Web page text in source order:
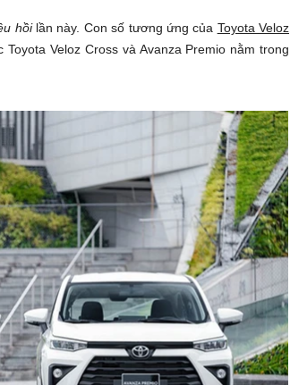
hồilần này. Con số tương ứng của Toyota Veloz
Veloz Cross và Avanza Premio nằm trong